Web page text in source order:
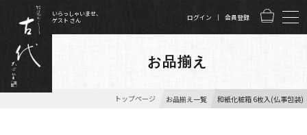
いらっしゃいませ、
ゲスト さん
ログイン 会員登録
お品揃え
トップページ お品揃え一覧 和紙化粧箱 6枚入(仏事包装)